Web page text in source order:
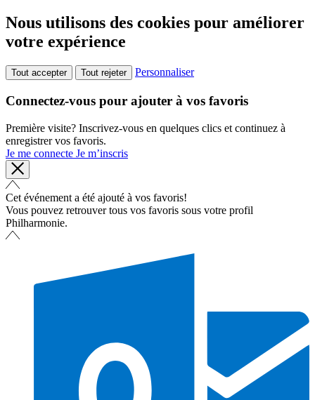
Nous utilisons des cookies pour améliorer
votre expérience
Tout accepter Tout rejeter Personnaliser
Connectez-vous pour ajouter à vos favoris
Première visite? Inscrivez-vous en quelques clics et continuez à
enregistrer vos favoris.
Je me connecte Je m’inscris
Cet événement a été ajouté à vos favoris!
Vous pouvez retrouver tous vos favoris sous votre profil
Philharmonie.